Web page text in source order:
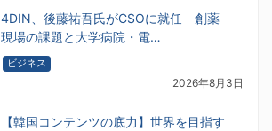
4DIN、後藤祐吾氏がCSOに就任 創薬
現場の課題と大学病院・電…
ビジネス
2026年8月3日
【韓国コンテンツの底力】世界を目指す